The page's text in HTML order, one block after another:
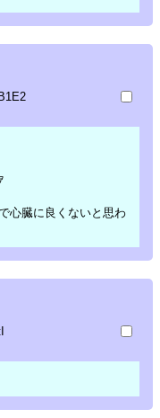
心臓に良くないと思わ